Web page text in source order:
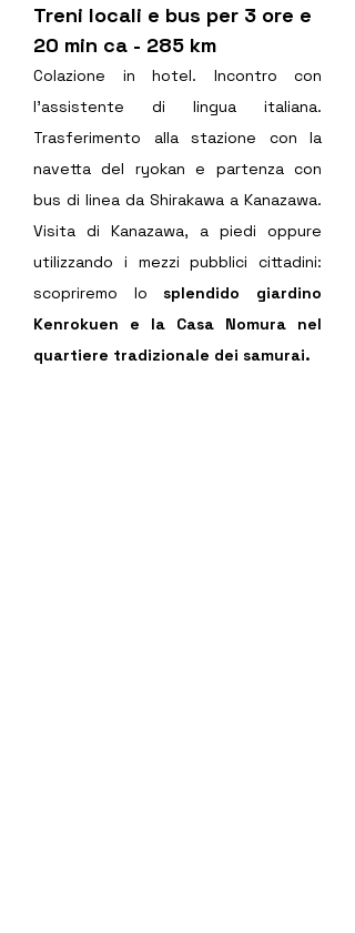
Treni locali e bus per 3 ore e
20 min ca - 285 km
Colazione in hotel. Incontro con
l’assistente di lingua italiana.
Trasferimento alla stazione con la
navetta del ryokan e partenza con
bus di linea da Shirakawa a Kanazawa.
Visita di Kanazawa, a piedi oppure
utilizzando i mezzi pubblici cittadini:
scopriremo lo splendido giardino
Kenrokuen e la Casa Nomura nel
quartiere tradizionale dei samurai.